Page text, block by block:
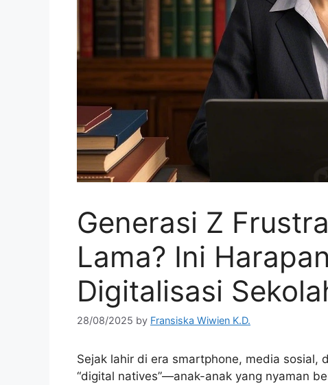
Generasi Z
Lama? Ini
Digitalisasi
28/08/2025 by Fransiska Wiwien K.D.
Sejak lahir di era smartphone, media sosial,
“digital natives”—anak-anak yang nyaman